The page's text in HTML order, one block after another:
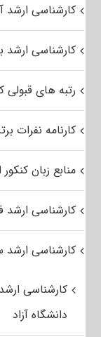
کارشناسی
کارشناسی ارشد
رتبه های قبولی
کارنامه نفرات
منابع زبان
کارشناسی ارشد
کارشناسی
کارشناسی
دانشگاه آزاد